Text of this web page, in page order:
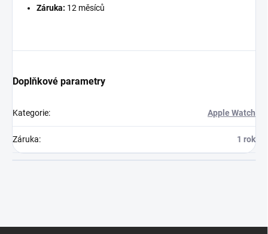
Záruka: 12 měsíců
Doplňkové parametry
Kategorie: Apple Watch
Záruka: 1 rok